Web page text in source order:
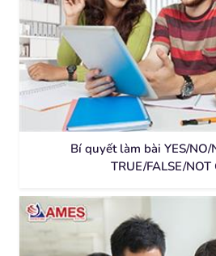
Bí quyết làm bài YES/NO/
TRUE/FALSE/NOT